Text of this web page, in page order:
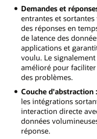
Demandes et
entrantes et
des réponses en
de latence des
applications et
voulu. Le
amélioré pour
des problèmes.
Couche d'abstraction :
les intégrations
interaction directe
données
réponse.